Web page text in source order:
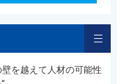
を越えて人材の可能性